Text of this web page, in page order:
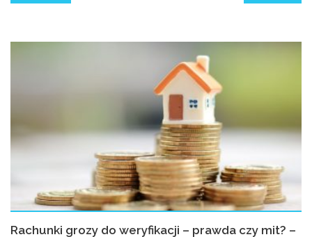
Rachunki grozy do weryfikacji – prawda czy mit? –